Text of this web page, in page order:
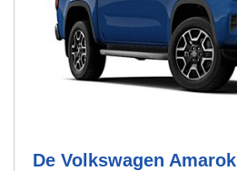
De Volkswagen Amarok